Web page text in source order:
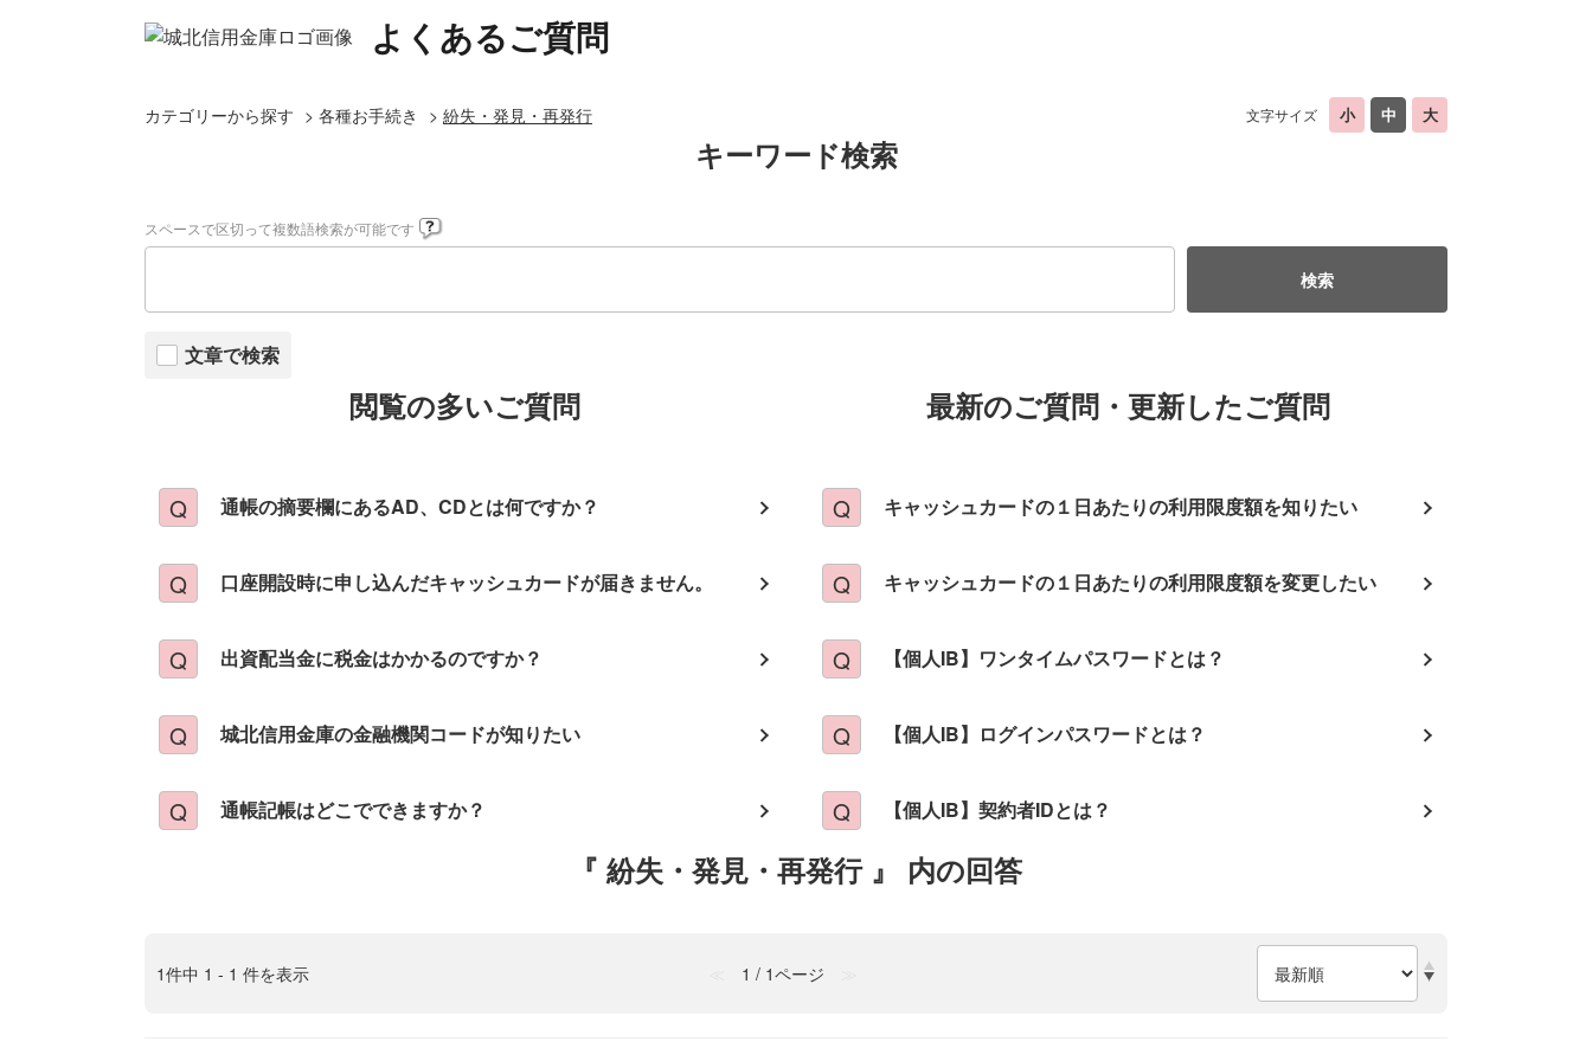
よくあるご質問
文字サイズ
カテゴリーから探す > 各種お手続き > 紛失・発見・再発行
キーワード検索
スペースで区切って複数語検索が可能です
文章で検索
閲覧の多いご質問
通帳の摘要欄にあるAD、CDとは何ですか？
口座開設時に申し込んだキャッシュカードが届きません。
出資配当金に税金はかかるのですか？
城北信用金庫の金融機関コードが知りたい
通帳記帳はどこでできますか？
最新のご質問・更新したご質問
キャッシュカードの１日あたりの利用限度額を知りたい
キャッシュカードの１日あたりの利用限度額を変更したい
【個人IB】ワンタイムパスワードとは？
【個人IB】ログインパスワードとは？
【個人IB】契約者IDとは？
『 紛失・発見・再発行 』 内の回答
1件中 1 - 1 件を表示 1 / 1ページ